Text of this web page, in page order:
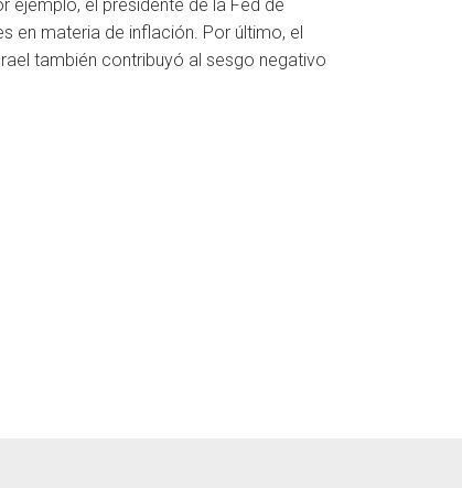
ejemplo, el presidente de la Fed de
en materia de inflación. Por último, el
también contribuyó al sesgo negativo